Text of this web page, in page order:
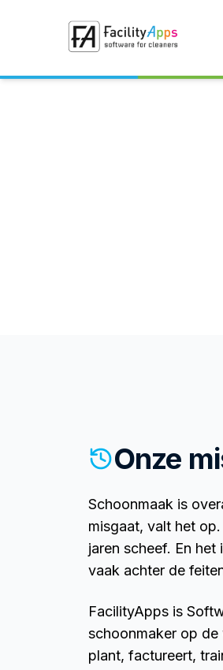
Onze
Schoonmaak is
misgaat, valt het
jaren scheef. En
vaak achter de
FacilityApps is
schoonmaker op
plant, factureert,